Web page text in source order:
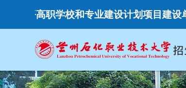
平高职学校和专业建设计划项目建设单位